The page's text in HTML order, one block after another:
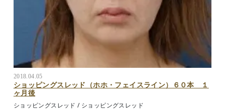
2018.04.05
ショッピングスレッド（ホホ・フェイスライン）６０本 １
ヶ月後
ショッピングスレッド / ショッピングスレッド